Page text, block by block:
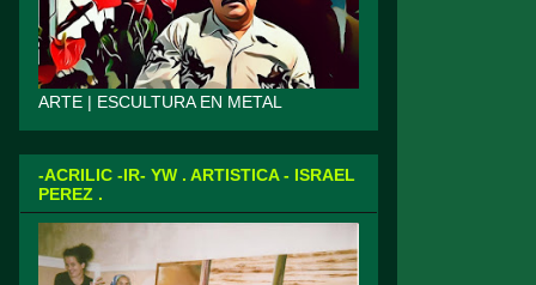
ARTE | ESCULTURA EN METAL
-ACRILIC -IR- YW . ARTISTICA - ISRAEL
PEREZ .